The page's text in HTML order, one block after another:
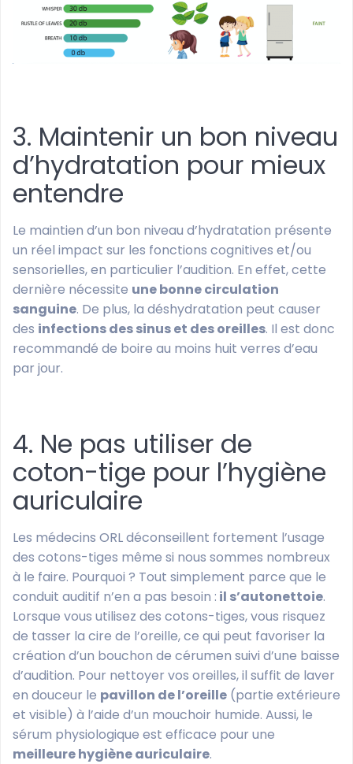
3. Maintenir un bon niveau
d’hydratation pour mieux
entendre
Le maintien d’un bon niveau d’hydratation présente
un réel impact sur les fonctions cognitives et/ou
sensorielles, en particulier l’audition. En effet, cette
dernière nécessite une bonne circulation
sanguine. De plus, la déshydratation peut causer
des infections des sinus et des oreilles. Il est donc
recommandé de boire au moins huit verres d’eau
par jour.
4. Ne pas utiliser de
coton-tige pour l’hygiène
auriculaire
Les médecins ORL déconseillent fortement l’usage
des cotons-tiges même si nous sommes nombreux
à le faire. Pourquoi ? Tout simplement parce que le
conduit auditif n’en a pas besoin : il s’autonettoie.
Lorsque vous utilisez des cotons-tiges, vous risquez
de tasser la cire de l’oreille, ce qui peut favoriser la
création d’un bouchon de cérumen suivi d’une baisse
d’audition. Pour nettoyer vos oreilles, il suffit de laver
en douceur le pavillon de l’oreille (partie extérieure
et visible) à l’aide d’un mouchoir humide. Aussi, le
sérum physiologique est efficace pour une
meilleure hygiène auriculaire.